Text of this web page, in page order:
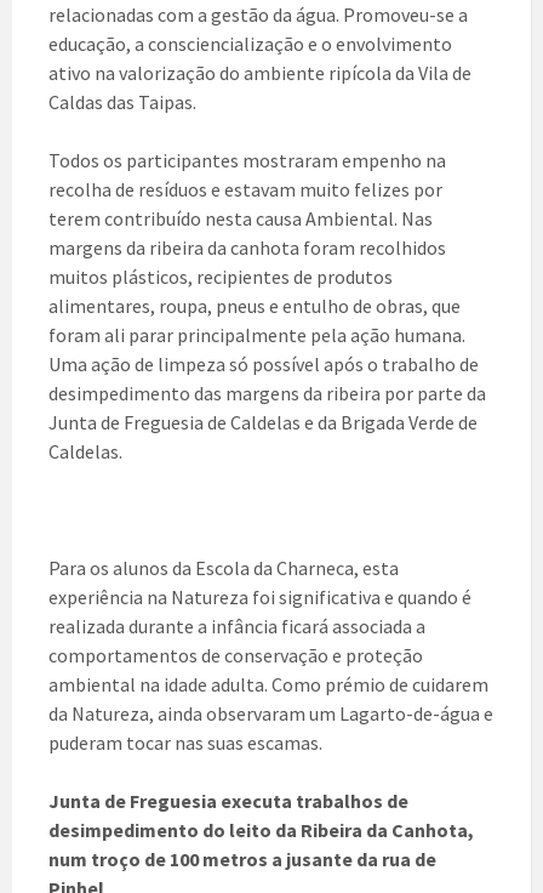
relacionadas com a gestão da água. Promoveu-se a
educação, a consciencialização e o envolvimento
ativo na valorização do ambiente ripícola da Vila de
Caldas das Taipas.
Todos os participantes mostraram empenho na
recolha de resíduos e estavam muito felizes por
terem contribuído nesta causa Ambiental. Nas
margens da ribeira da canhota foram recolhidos
muitos plásticos, recipientes de produtos
alimentares, roupa, pneus e entulho de obras, que
foram ali parar principalmente pela ação humana.
Uma ação de limpeza só possível após o trabalho de
desimpedimento das margens da ribeira por parte da
Junta de Freguesia de Caldelas e da Brigada Verde de
Caldelas.
Para os alunos da Escola da Charneca, esta
experiência na Natureza foi significativa e quando é
realizada durante a infância ficará associada a
comportamentos de conservação e proteção
ambiental na idade adulta. Como prémio de cuidarem
da Natureza, ainda observaram um Lagarto-de-água e
puderam tocar nas suas escamas.
Junta de Freguesia executa trabalhos de
desimpedimento do leito da Ribeira da Canhota,
num troço de 100 metros a jusante da rua de